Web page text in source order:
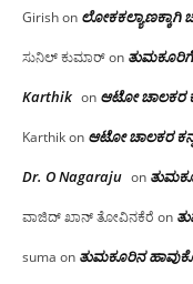
Girishon
ಸುನಿಲ್ ಕುಮಾರ್on
Karthik on ಆಟೋ ಚಾಲಕರ
Karthikon ಆಟೋ ಚಾಲಕರ
Dr. O Nagaraju on
ವಾಜಿದ್ ಖಾನ್ ತೋವಿನಕೆರೆ on
suma on ತುಮಕೂರಿನ